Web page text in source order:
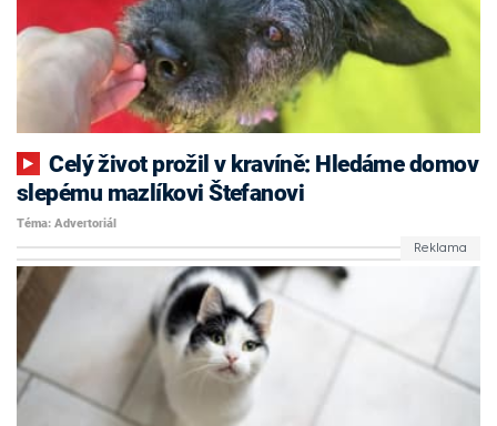
Celý život prožil v kravíně: Hledáme domov
slepému mazlíkovi Štefanovi
Téma: Advertoriál